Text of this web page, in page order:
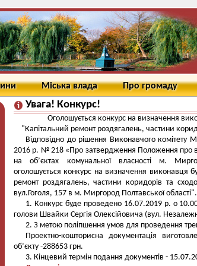
Міська влада Про громаду
Увага! Конкурс!
Оголошується конкурс на визначення
"Капітальний ремонт роздягалень, частини
Відповідно до рішення Виконавчого комітету
2016 р. № 218 «Про затвердження Положення про
на об’єктах комунальної власності м.
оголошується конкурс на визначення виконавця
ремонт роздягалень, частини коридорів та
вул.Гоголя, 157 в м. Миргород Полтавської області".
1. Конкурс буде проведено 16.07.2019 р. о
голови Швайки Сергія Олексійовича (вул.
2. З метою поліпшення умов для проведення
Проектно-кошторисна документація
об’єкту -288653 грн.
3. Кінцевий термін подання документів -